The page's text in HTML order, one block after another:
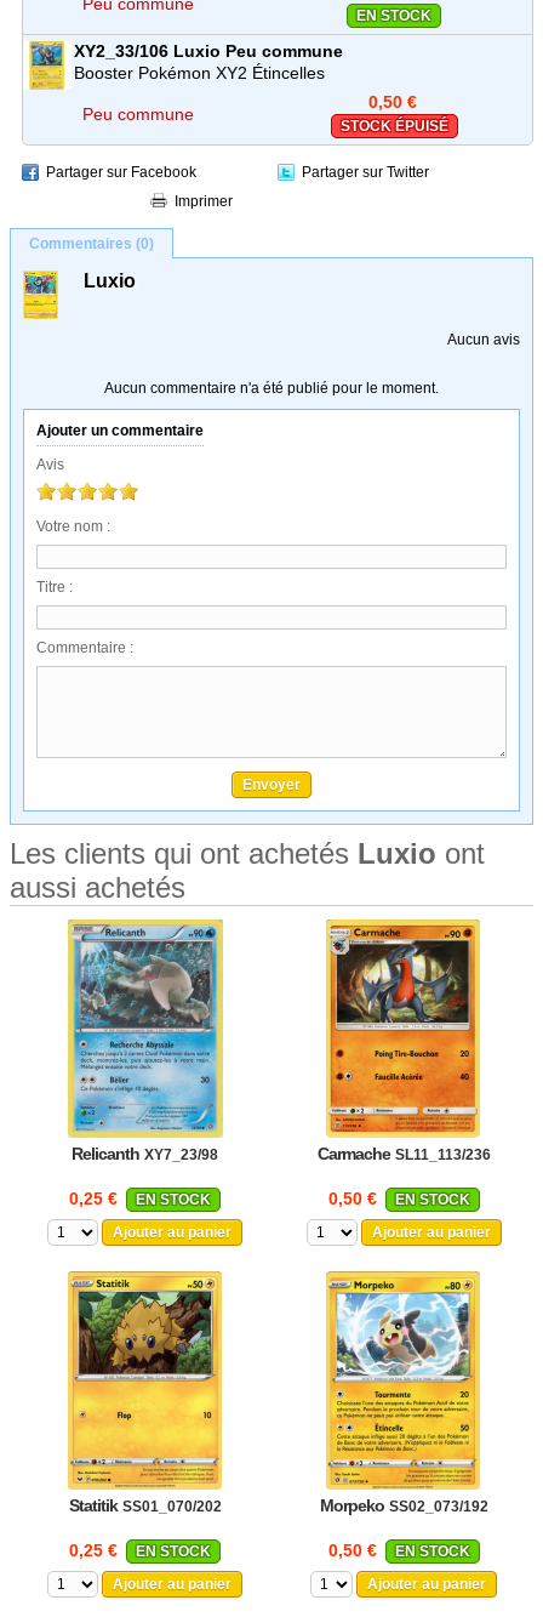
Peu commune
EN STOCK
XY2_33/106 Luxio Peu commune
Booster Pokémon XY2 Étincelles
Peu commune
0,50 €
STOCK ÉPUISÉ
Partager sur Facebook
Partager sur Twitter
Imprimer
Commentaires (0)
Luxio
Aucun avis
Aucun commentaire n'a été publié pour le moment.
Ajouter un commentaire
Avis
Votre nom :
Titre :
Commentaire :
Les clients qui ont achetés Luxio ont
aussi achetés
Relicanth XY7_23/98
0,25 €
EN STOCK
Ajouter au panier
Carmache SL11_113/236
0,50 €
EN STOCK
Ajouter au panier
Statitik SS01_070/202
0,25 €
EN STOCK
Ajouter au panier
Morpeko SS02_073/192
0,50 €
EN STOCK
Ajouter au panier